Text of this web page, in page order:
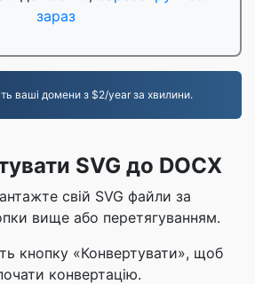
зараз
ваші домени з $2/year за хвилини.
SVG до DOCX
свій SVG файли за
вище або перетягуванням.
кнопку «Конвертувати», щоб
конвертацію.